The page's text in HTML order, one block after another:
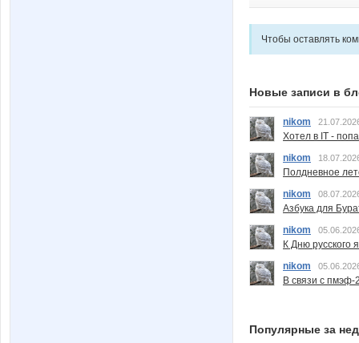
Чтобы оставлять
Новые записи в
nikom
Хотел в IT -
nikom
Полдневное
nikom
Азбука для
nikom
К Дню русского
nikom
В связи с пмэф-
Популярные за